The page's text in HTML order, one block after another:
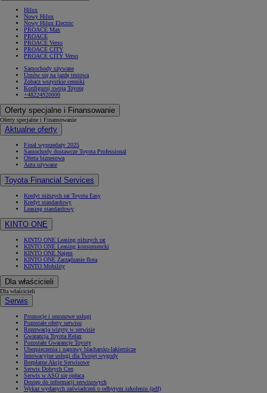
Hilux
Nowy Hilux
Nowy Hilux Electric
PROACE Max
PROACE
PROACE Verso
PROACE CITY
PROACE CITY Verso
Samochody używane
Umów się na jazdę testową
Zobacz wszystkie cenniki
Konfiguruj swoją Toyotę
+48224920000
Oferty specjalne i Finansowanie
Oferty specjalne i Finansowanie
Aktualne oferty
Finał wyprzedaży 2025
Samochody dostawcze Toyota Professional
Oferta biznesowa
Auta używane
Toyota Financial Services
Kredyt niższych rat Toyota Easy
Kredyt standardowy
Leasing standardowy
KINTO ONE
KINTO ONE Leasing niższych rat
KINTO ONE Leasing konsumencki
KINTO ONE Najem
KINTO ONE Zarządzanie flotą
KINTO Mobility
Dla właścicieli
Dla właścicieli
Serwis
Promocje i sezonowe usługi
Pozostałe oferty serwisu
Rezerwacja wizyty w serwisie
Gwarancja Toyota Relax
Pozostałe Gwarancje Toyoty
Ubezpieczenia i naprawy blacharsko-lakiernicze
Innowacyjne usługi dla Twojej wygody
Bezpłatne Akcje Serwisowe
Serwis Dobrych Cen
Serwis w ASO się opłaca
Dostęp do informacji serwisowych
Wykaz wydanych zaświadczeń o odbytym szkoleniu (pdf)